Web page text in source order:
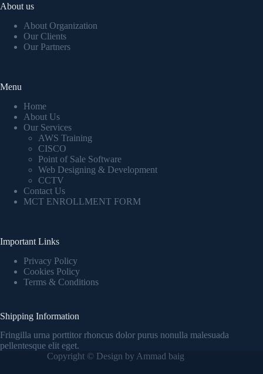
About us
About Organization
Our Clients
Our Partners
Menu
Home
About Us
Our Services
AWS Training
CISCO
Point of Sale Software
Web Designing & Development
CCTV
Contact Us
MCT ENROLLMENT FORM
Important Links
Privacy Policy
Cookies Policy
Terms & Conditions
Shipping Information
Fringilla urna porttitor rhoncus dolor purus nonulla malesuada
pellentesque elit eget.
Copyright © Design by Ammad baig